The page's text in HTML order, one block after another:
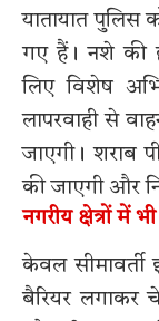
यातायात पुलिस
गए हैं। नशे की
लिए विशेष
लापरवाही से
जाएगी। शराब
की जाएगी और
नगरीय क्षेत्रों में
केवल सीमावर्ती
बैरियर लगाकर